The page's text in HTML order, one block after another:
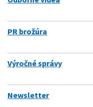
PR brožúra
Výročné správy
Newsletter